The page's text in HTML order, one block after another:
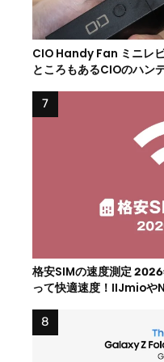
CIO Handy Fan ミニレ
ところもあるCIOのハン
格安SIMの速度測定
って快適速度！IIJmioや